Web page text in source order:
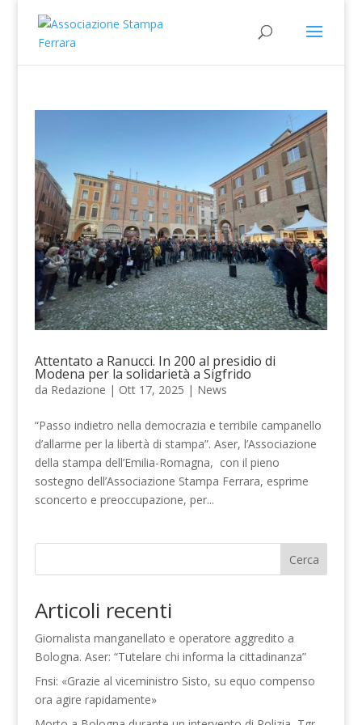
Attentato a Ranucci. In 200 al presidio di
Modena per la solidarietà a Sigfrido
da Redazione | Ott 17, 2025 | News
“Passo indietro nella democrazia e terribile campanello
d’allarme per la libertà di stampa”. Aser, l’Associazione
della stampa dell’Emilia-Romagna, con il pieno
sostegno dell’Associazione Stampa Ferrara, esprime
sconcerto e preoccupazione, per...
Cerca
Articoli recenti
Giornalista manganellato e operatore aggredito a
Bologna. Aser: “Tutelare chi informa la cittadinanza”
Fnsi: «Grazie al viceministro Sisto, su equo compenso
ora agire rapidamente»